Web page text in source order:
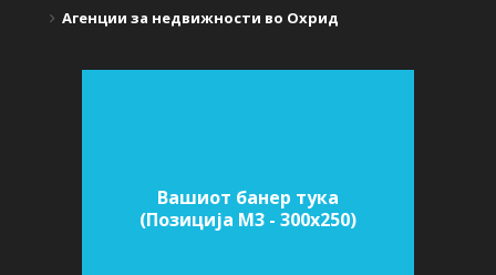
Агенции за недвижности во Охрид
Вашиот банер тука
(Позиција M3 - 300х250)